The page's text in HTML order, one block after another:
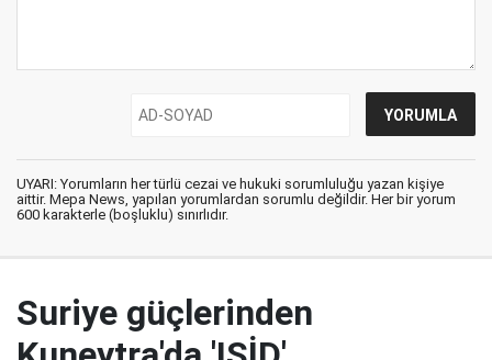
UYARI: Yorumların her türlü cezai ve hukuki sorumluluğu yazan kişiye
aittir. Mepa News, yapılan yorumlardan sorumlu değildir. Her bir yorum
600 karakterle (boşluklu) sınırlıdır.
Suriye güçlerinden